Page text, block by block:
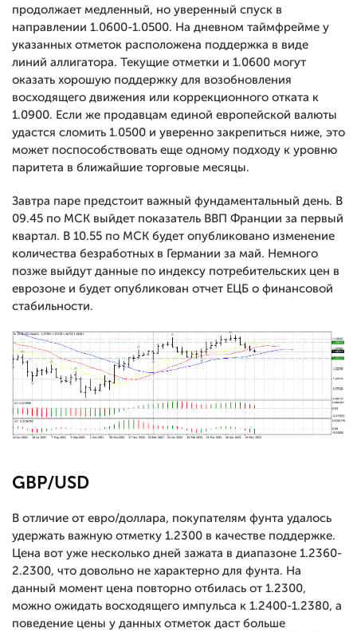
продолжает медленный, но уверенный спуск в
направлении 1.0600-1.0500. На дневном таймфрейме у
указанных отметок расположена поддержка в виде
линий аллигатора. Текущие отметки и 1.0600 могут
оказать хорошую поддержку для возобновления
восходящего движения или коррекционного отката к
1.0900. Если же продавцам единой европейской валюты
удастся сломить 1.0500 и уверенно закрепиться ниже, это
может поспособствовать еще одному подходу к уровню
паритета в ближайшие торговые месяцы.
Завтра паре предстоит важный фундаментальный день. В
09.45 по МСК выйдет показатель ВВП Франции за первый
квартал. В 10.55 по МСК будет опубликовано изменение
количества безработных в Германии за май. Немного
позже выйдут данные по индексу потребительских цен в
еврозоне и будет опубликован отчет ЕЦБ о финансовой
стабильности.
GBP/USD
В отличие от евро/доллара, покупателям фунта удалось
удержать важную отметку 1.2300 в качестве поддержке.
Цена вот уже несколько дней зажата в диапазоне 1.2360-
2.2300, что довольно не характерно для фунта. На
данный момент цена повторно отбилась от 1.2300,
можно ожидать восходящего импульса к 1.2400-1.2380, а
поведение цены у данных отметок даст больше